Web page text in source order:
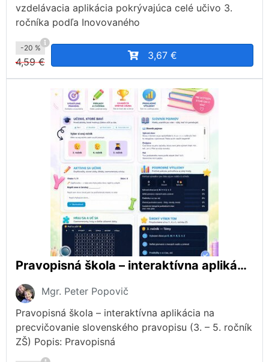
vzdelávacia aplikácia pokrývajúca celé učivo 3.
ročníka podľa Inovovaného
-20 %
4,59 €
3,67 €
Pravopisná škola – interaktívna aplikácia na precvičovanie slovenského pravopisu (3. – 5. ročník ZŠ)
Mgr. Peter Popovič
Pravopisná škola – interaktívna aplikácia na
precvičovanie slovenského pravopisu (3. – 5. ročník
ZŠ) Popis: Pravopisná